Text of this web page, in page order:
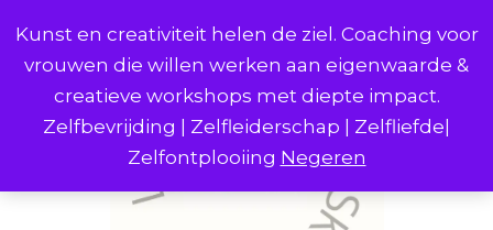
Kunst en creativiteit helen de ziel. Coaching voor
vrouwen die willen werken aan eigenwaarde &
creatieve workshops met diepte impact.
Zelfbevrijding | Zelfleiderschap | Zelfliefde|
Zelfontplooiing Negeren